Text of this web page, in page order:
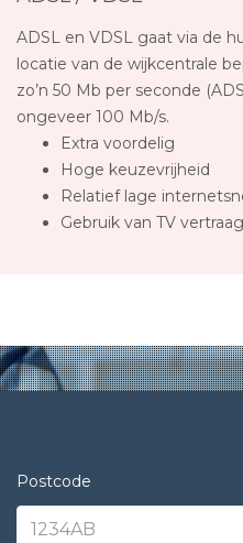
ADSL en VDSL gaat via de
locatie van de wijkcentrale
zo’n 50 Mb per seconde
ongeveer 100 Mb/s.
Extra voordelig
Hoge keuzevrijheid
Relatief lage
Gebruik van TV
Postcode